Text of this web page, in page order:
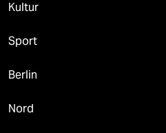
Kultur
Sport
Berlin
Nord